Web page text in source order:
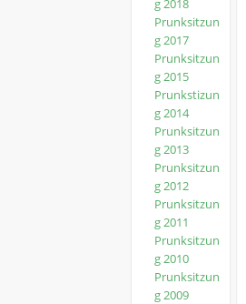
g 2018
Prunksitzun
g 2017
Prunksitzun
g 2015
Prunkstizun
g 2014
Prunksitzun
g 2013
Prunksitzun
g 2012
Prunksitzun
g 2011
Prunksitzun
g 2010
Prunksitzun
g 2009